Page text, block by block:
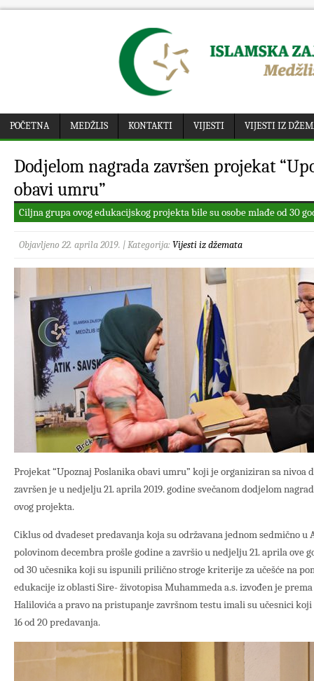
POČETNA MEDŽLIS KONTAKTI VIJESTI VIJESTI IZ
Dodjelom nagrada završen projekat
obavi umru”
Ciljna grupa ovog edukacijskog projekta bile su osobe mlađe od 30
Objavljeno 22. aprila 2019. | Kategorija: Vijesti iz džemata
Projekat “Upoznaj Poslanika obavi umru” koji je organiziran sa nivoa
završen je u nedjelju 21. aprila 2019. godine svečanom dodjelom
ovog projekta.
Ciklus od dvadeset predavanja koja su održavana jednom sedmično u
polovinom decembra prošle godine a završio u nedjelju 21. aprila ove
od 30 učesnika koji su ispunili prilično stroge kriterije za učešće na
edukacije iz oblasti Sire- životopisa Muhammeda a.s. izvođen je
Halilovića a pravo na pristupanje završnom testu imali su učesnici
16 od 20 predavanja.